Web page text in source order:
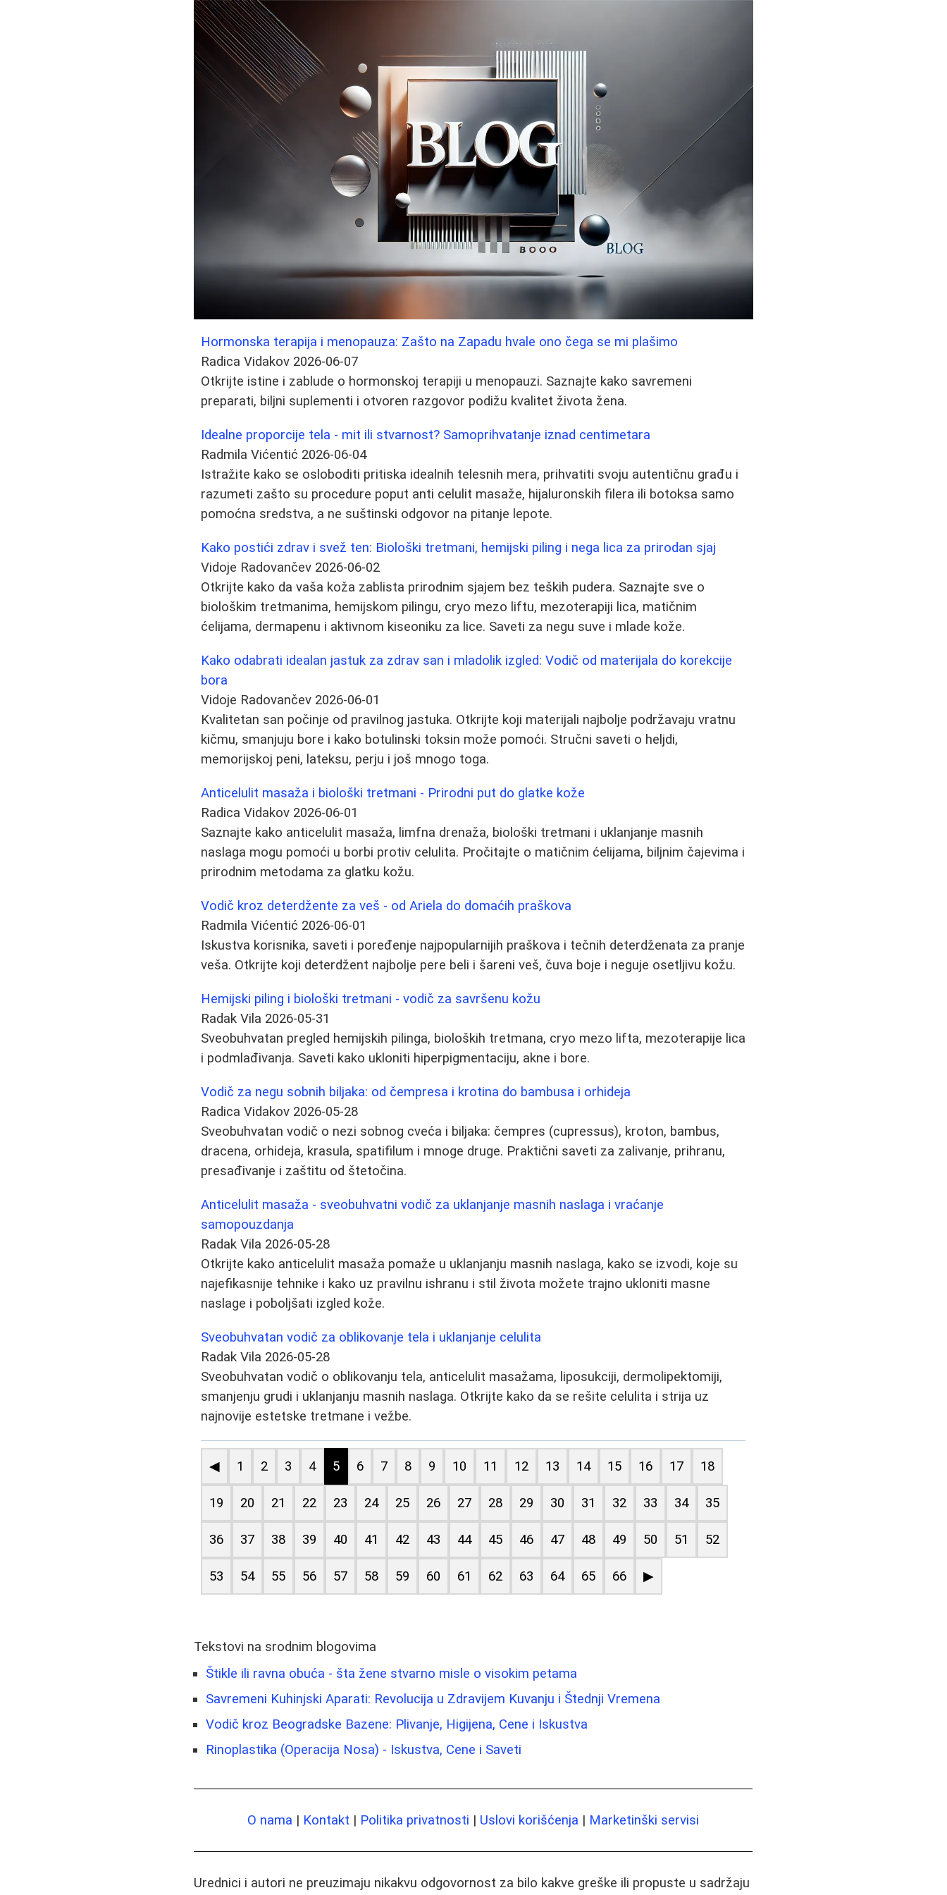
Hormonska terapija i menopauza: Zašto na Zapadu hvale ono čega se mi plašimo
Radica Vidakov 2026-06-07
Otkrijte istine i zablude o hormonskoj terapiji u menopauzi. Saznajte kako savremeni
preparati, biljni suplementi i otvoren razgovor podižu kvalitet života žena.
Idealne proporcije tela - mit ili stvarnost? Samoprihvatanje iznad centimetara
Radmila Vićentić 2026-06-04
Istražite kako se osloboditi pritiska idealnih telesnih mera, prihvatiti svoju autentičnu građu i
razumeti zašto su procedure poput anti celulit masaže, hijaluronskih filera ili botoksa samo
pomoćna sredstva, a ne suštinski odgovor na pitanje lepote.
Kako postići zdrav i svež ten: Biološki tretmani, hemijski piling i nega lica za prirodan sjaj
Vidoje Radovančev 2026-06-02
Otkrijte kako da vaša koža zablista prirodnim sjajem bez teških pudera. Saznajte sve o
biološkim tretmanima, hemijskom pilingu, cryo mezo liftu, mezoterapiji lica, matičnim
ćelijama, dermapenu i aktivnom kiseoniku za lice. Saveti za negu suve i mlade kože.
Kako odabrati idealan jastuk za zdrav san i mladolik izgled: Vodič od materijala do korekcije
bora
Vidoje Radovančev 2026-06-01
Kvalitetan san počinje od pravilnog jastuka. Otkrijte koji materijali najbolje podržavaju vratnu
kičmu, smanjuju bore i kako botulinski toksin može pomoći. Stručni saveti o heljdi,
memorijskoj peni, lateksu, perju i još mnogo toga.
Anticelulit masaža i biološki tretmani - Prirodni put do glatke kože
Radica Vidakov 2026-06-01
Saznajte kako anticelulit masaža, limfna drenaža, biološki tretmani i uklanjanje masnih
naslaga mogu pomoći u borbi protiv celulita. Pročitajte o matičnim ćelijama, biljnim čajevima i
prirodnim metodama za glatku kožu.
Vodič kroz deterdžente za veš - od Ariela do domaćih praškova
Radmila Vićentić 2026-06-01
Iskustva korisnika, saveti i poređenje najpopularnijih praškova i tečnih deterdženata za pranje
veša. Otkrijte koji deterdžent najbolje pere beli i šareni veš, čuva boje i neguje osetljivu kožu.
Hemijski piling i biološki tretmani - vodič za savršenu kožu
Radak Vila 2026-05-31
Sveobuhvatan pregled hemijskih pilinga, bioloških tretmana, cryo mezo lifta, mezoterapije lica
i podmlađivanja. Saveti kako ukloniti hiperpigmentaciju, akne i bore.
Vodič za negu sobnih biljaka: od čempresa i krotina do bambusa i orhideja
Radica Vidakov 2026-05-28
Sveobuhvatan vodič o nezi sobnog cveća i biljaka: čempres (cupressus), kroton, bambus,
dracena, orhideja, krasula, spatifilum i mnoge druge. Praktični saveti za zalivanje, prihranu,
presađivanje i zaštitu od štetočina.
Anticelulit masaža - sveobuhvatni vodič za uklanjanje masnih naslaga i vraćanje
samopouzdanja
Radak Vila 2026-05-28
Otkrijte kako anticelulit masaža pomaže u uklanjanju masnih naslaga, kako se izvodi, koje su
najefikasnije tehnike i kako uz pravilnu ishranu i stil života možete trajno ukloniti masne
naslage i poboljšati izgled kože.
Sveobuhvatan vodič za oblikovanje tela i uklanjanje celulita
Radak Vila 2026-05-28
Sveobuhvatan vodič o oblikovanju tela, anticelulit masažama, liposukciji, dermolipektomiji,
smanjenju grudi i uklanjanju masnih naslaga. Otkrijte kako da se rešite celulita i strija uz
najnovije estetske tretmane i vežbe.
◀ 1 2 3 4 5 6 7 8 9 10 11 12 13 14 15 16 17 18
19 20 21 22 23 24 25 26 27 28 29 30 31 32 33 34 35
36 37 38 39 40 41 42 43 44 45 46 47 48 49 50 51 52
53 54 55 56 57 58 59 60 61 62 63 64 65 66 ▶
Tekstovi na srodnim blogovima
Štikle ili ravna obuća - šta žene stvarno misle o visokim petama
Savremeni Kuhinjski Aparati: Revolucija u Zdravijem Kuvanju i Štednji Vremena
Vodič kroz Beogradske Bazene: Plivanje, Higijena, Cene i Iskustva
Rinoplastika (Operacija Nosa) - Iskustva, Cene i Saveti
O nama | Kontakt | Politika privatnosti | Uslovi korišćenja | Marketinški servisi
Urednici i autori ne preuzimaju nikakvu odgovornost za bilo kakve greške ili propuste u sadržaju